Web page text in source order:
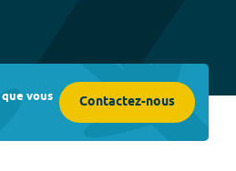
vous Contactez-nous